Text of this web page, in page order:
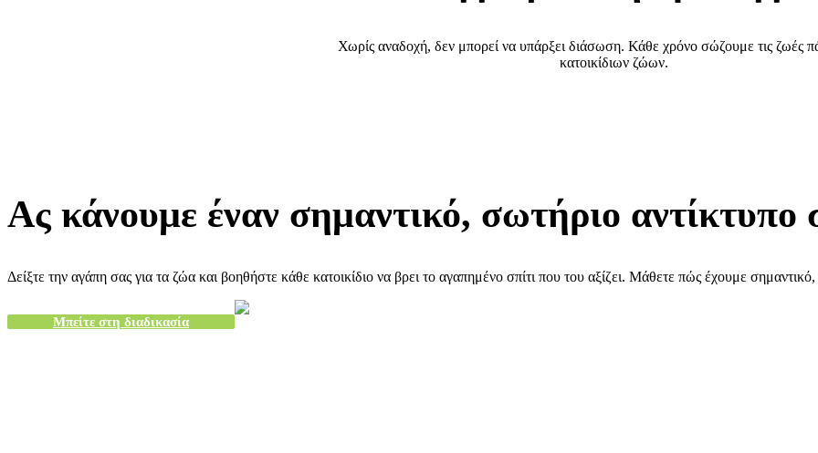
Χωρίς αναδοχή, δεν μπορεί να υπάρξει διάσωση. Κάθε χρόνο σώζουμε τις ζωές
κατοικίδιων ζώων.
Ας κάνουμε έναν σημαντικό, σωτήριο αντίκτυπο
Δείξτε την αγάπη σας για τα ζώα και βοηθήστε κάθε κατοικίδιο να βρει το αγαπημένο σπίτι που του αξίζει. Μάθετε πώς έχουμε
Μπείτε στη διαδικασία